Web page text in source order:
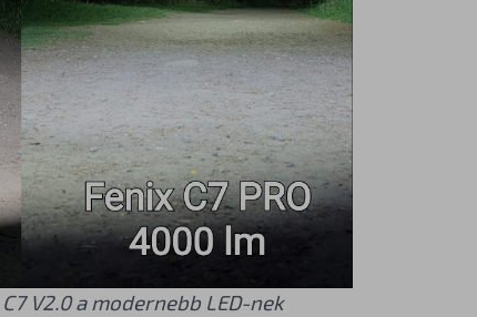
V2.0 a modernebb LED-nek